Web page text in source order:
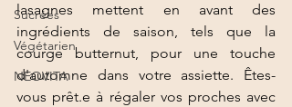
Sucrées
Végétarien
NEOVITA
lasagnes mettent en avant des
ingrédients de saison, tels que la
courge butternut, pour une touche
d'automne dans votre assiette.
Êtes-
vous prêt.e à régaler vos proches avec